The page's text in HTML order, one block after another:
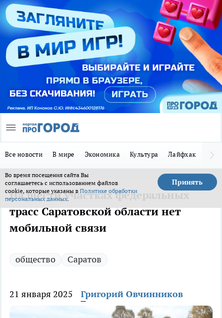
Все новости В мире Экономика Культура Лайфхак
Во время посещения сайта Вы
соглашаетесь с использованием файлов
cookie, которые указаны в Политике обработки
персональных данных.
Принять
На шести участках федеральных
трасс Саратовской области нет
мобильной связи
общество Саратов
21 января 2025 Григорий Овчинников